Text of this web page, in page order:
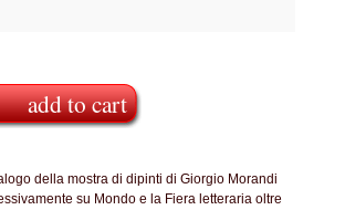
add to cart
della mostra di dipinti di Giorgio Morandi
su Mondo e la Fiera letteraria oltre